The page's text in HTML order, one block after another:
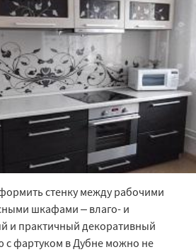
стенку между рабочими
шкафами – влаго- и
и практичный декоративный
с фартуком в Дубне можно не